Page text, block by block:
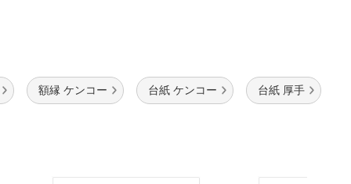
額縁 ケンコー 台紙 ケンコー 台紙 厚手